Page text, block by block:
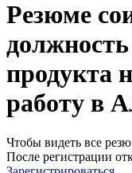
Резюме
продукта
работу в
Чтобы видеть все
После регистрации